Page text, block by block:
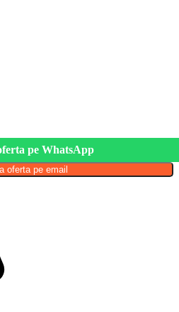
pe WhatsApp
oferta pe email